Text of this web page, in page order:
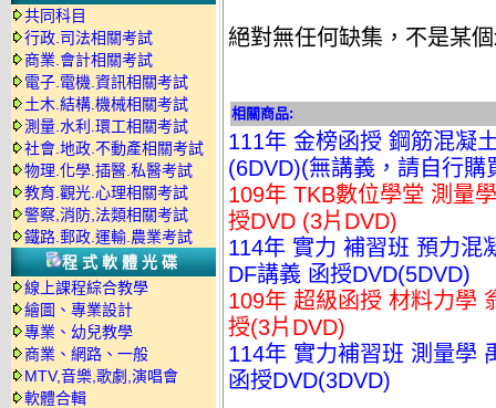
共同科目
行政.司法相關考試
商業.會計相關考試
電子.電機.資訊相關考試
土木.結構.機械相關考試
測量.水利.環工相關考試
社會.地政.不動產相關考試
物理.化學.插醫.私醫考試
教育.觀光.心理相關考試
警察,消防,法類相關考試
鐵路.郵政.運輸.農業考試
程式軟體光碟
線上課程綜合教學
繪圖、專業設計
專業、幼兒教學
商業、網路、一般
MTV,音樂,歌劇,演唱會
軟體合輯
絕對無任何缺集，不是某
相關商品:
111年 金榜函授 鋼筋混凝
(6DVD)(無講義，請自行購
109年 TKB數位學堂 測量
授DVD (3片DVD)
114年 實力 補習班 預力混
DF講義 函授DVD(5DVD)
109年 超級函授 材料力學
授(3片DVD)
114年 實力補習班 測量學
函授DVD(3DVD)